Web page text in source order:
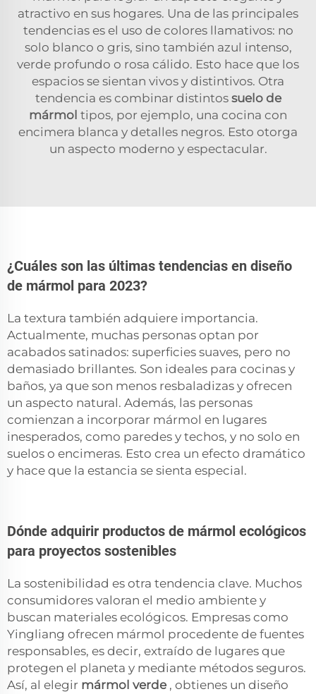
atractivo en sus hogares. Una de las principales
tendencias es el uso de colores llamativos: no
solo blanco o gris, sino también azul intenso,
verde profundo o rosa cálido. Esto hace que los
espacios se sientan vivos y distintivos. Otra
tendencia es combinar distintos suelo de
mármol tipos, por ejemplo, una cocina con
encimera blanca y detalles negros. Esto otorga
un aspecto moderno y espectacular.
¿Cuáles son las últimas tendencias en diseño
de mármol para 2023?
La textura también adquiere importancia.
Actualmente, muchas personas optan por
acabados satinados: superficies suaves, pero no
demasiado brillantes. Son ideales para cocinas y
baños, ya que son menos resbaladizas y ofrecen
un aspecto natural. Además, las personas
comienzan a incorporar mármol en lugares
inesperados, como paredes y techos, y no solo en
suelos o encimeras. Esto crea un efecto dramático
y hace que la estancia se sienta especial.
Dónde adquirir productos de mármol ecológicos
para proyectos sostenibles
La sostenibilidad es otra tendencia clave. Muchos
consumidores valoran el medio ambiente y
buscan materiales ecológicos. Empresas como
Yingliang ofrecen mármol procedente de fuentes
responsables, es decir, extraído de lugares que
protegen el planeta y mediante métodos seguros.
Así, al elegir mármol verde , obtienes un diseño